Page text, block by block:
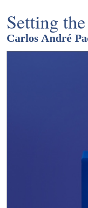
Setting
Carlos André